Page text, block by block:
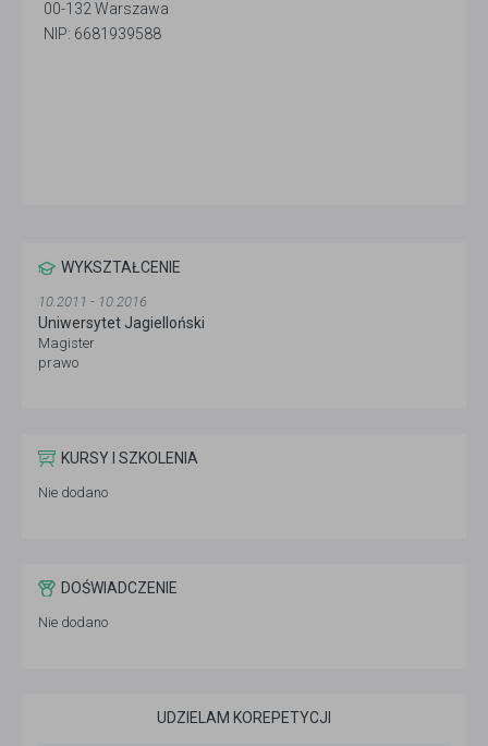
00-132 Warszawa
NIP: 6681939588
WYKSZTAŁCENIE
10.2011 - 10.2016
Uniwersytet Jagielloński
Magister
prawo
KURSY I SZKOLENIA
Nie dodano
DOŚWIADCZENIE
Nie dodano
UDZIELAM KOREPETYCJI